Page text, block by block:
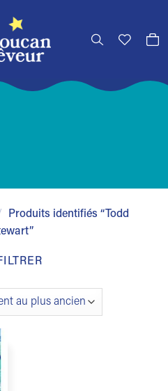
Produits identifiés “Todd